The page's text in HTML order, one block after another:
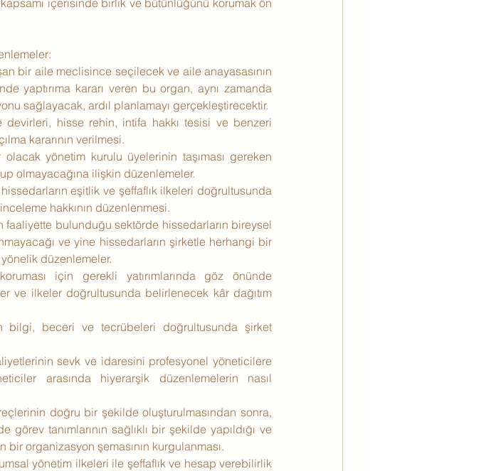
içerisinde birlik ve bütünlüğünü korumak ön
bir aile meclisince seçilecek ve aile anayasasının
yaptırıma kararı veren bu organ, aynı zamanda
sağlayacak, ardıl planlamayı gerçekleştirecektir.
hisse rehin, intifa hakkı tesisi ve benzeri
kararının verilmesi.
olacak yönetim kurulu üyelerinin taşıması gereken
olmayacağına ilişkin düzenlemeler.
eşitlik ve şeffaflık ilkeleri doğrultusunda
hakkının düzenlenmesi.
faaliyette bulunduğu sektörde hissedarların bireysel
ve yine hissedarların şirketle herhangi bir
düzenlemeler.
için gerekli yatırımlarında göz önünde
ve ilkeler doğrultusunda belirlenecek kâr dağıtım
bilgi, beceri ve tecrübeleri doğrultusunda şirket
sevk ve idaresini profesyonel yöneticilere
arasında hiyerarşik düzenlemelerin nasıl
doğru bir şekilde oluşturulmasından sonra,
tanımlarının sağlıklı bir şekilde yapıldığı ve
organizasyon şemasının kurgulanması.
yönetim ilkeleri ile şeffaflık ve hesap verebilirlik